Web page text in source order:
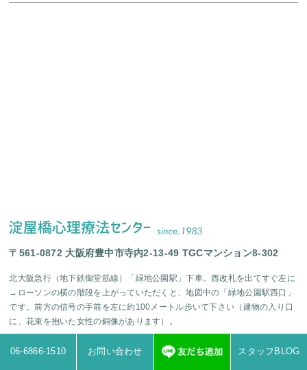
〒561-0872 大阪府豊中市寺内2-13-49 TGCマンション8-302
北大阪急行（地下鉄御堂筋線）「緑地公園駅」下車。西改札を出てすぐ左に
→ローソンの横の階段を上がっていただくと、地図中の「緑地公園駅西口」
です。前方の信号の手前を左に約100メートル歩いて下さい（建物の入り口
に、花束を抱いた女性の銅像があります）。
google mapsで開く
06-6866-1510 お問い合わせ スタッフBLOG